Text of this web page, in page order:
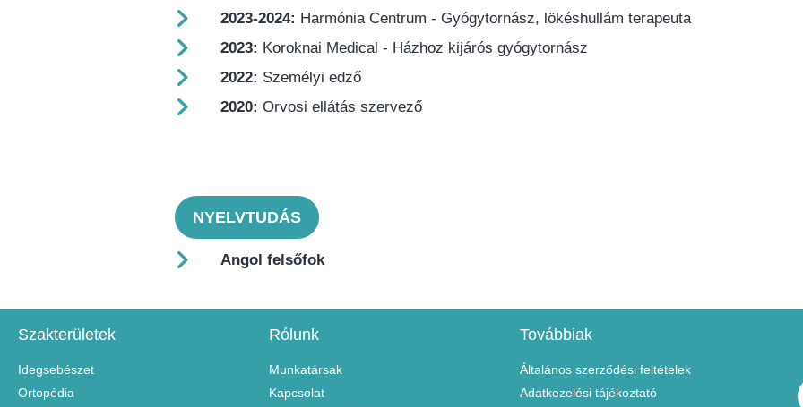
2023-2024: Harmónia Centrum - Gyógytornász, lökéshullám terapeuta
2023: Koroknai Medical - Házhoz kijárós gyógytornász
2022: Személyi edző
2020: Orvosi ellátás szervező
NYELVTUDÁS
Angol felsőfok
Szakterületek
Idegsebészet
Ortopédia
Rólunk
Munkatársak
Kapcsolat
Továbbiak
Általános szerződési feltételek
Adatkezelési tájékoztató